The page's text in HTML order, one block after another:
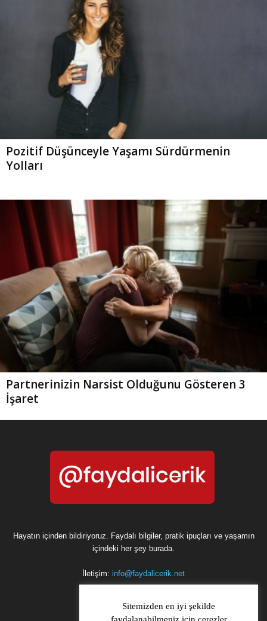
Pozitif Düşünceyle Yaşamı Sürdürmenin
Yolları
Partnerinizin Narsist Olduğunu Gösteren 3
İşaret
Hayatın içinden bildiriyoruz. Faydalı bilgiler, pratik ipuçları ve yaşamın
içindeki her şey burada.
İletişim: info@faydalicerik.net
Sitemizden en iyi şekilde